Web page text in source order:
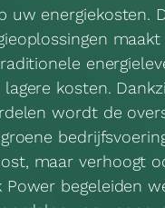
uw energiekosten.
kosten.
wordt de
maar verhoogt
Power begeleiden